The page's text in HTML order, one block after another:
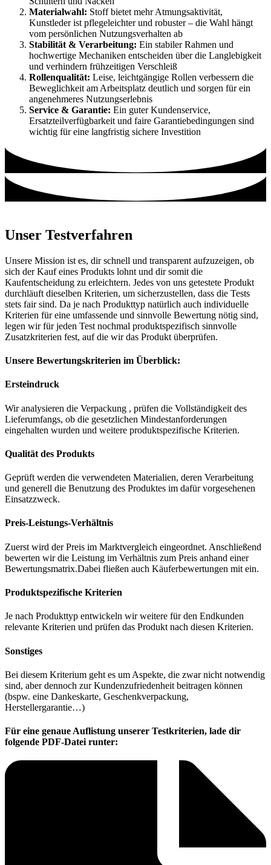
Materialwahl: Stoff bietet mehr Atmungsaktivität,
Kunstleder ist pflegeleichter und robuster – die Wahl hängt
vom persönlichen Nutzungsverhalten ab
Stabilität & Verarbeitung: Ein stabiler Rahmen und
hochwertige Mechaniken entscheiden über die Langlebigkeit
und verhindern frühzeitigen Verschleiß
Rollenqualität: Leise, leichtgängige Rollen verbessern die
Beweglichkeit am Arbeitsplatz deutlich und sorgen für ein
angenehmeres Nutzungserlebnis
Service & Garantie: Ein guter Kundenservice,
Ersatzteilverfügbarkeit und faire Garantiebedingungen sind
wichtig für eine langfristig sichere Investition
Unser Testverfahren
Unsere Mission ist es, dir schnell und transparent aufzuzeigen, ob
sich der Kauf eines Produkts lohnt und dir somit die
Kaufentscheidung zu erleichtern. Jedes von uns getestete Produkt
durchläuft dieselben Kriterien, um sicherzustellen, dass die Tests
stets fair sind. Da je nach Produkttyp natürlich auch individuelle
Kriterien für eine umfassende und sinnvolle Bewertung nötig sind,
legen wir für jeden Test nochmal produktspezifisch sinnvolle
Zusatzkriterien fest, auf die wir das Produkt überprüfen.
Unsere Bewertungskriterien im Überblick:
Ersteindruck
Wir analysieren die Verpackung , prüfen die Vollständigkeit des
Lieferumfangs, ob die gesetzlichen Mindestanforderungen
eingehalten wurden und weitere produktspezifische Kriterien.
Qualität des Produkts
Geprüft werden die verwendeten Materialien, deren Verarbeitung
und generell die Benutzung des Produktes im dafür vorgesehenen
Einsatzzweck.
Preis-Leistungs-Verhältnis
Zuerst wird der Preis im Marktvergleich eingeordnet. Anschließend
bewerten wir die Leistung im Verhältnis zum Preis anhand einer
Bewertungsmatrix.Dabei fließen auch Käuferbewertungen mit ein.
Produktspezifische Kriterien
Je nach Produkttyp entwickeln wir weitere für den Endkunden
relevante Kriterien und prüfen das Produkt nach diesen Kriterien.
Sonstiges
Bei diesem Kriterium geht es um Aspekte, die zwar nicht notwendig
sind, aber dennoch zur Kundenzufriedenheit beitragen können
(bspw. eine Dankeskarte, Geschenkverpackung,
Herstellergarantie…)
Für eine genaue Auflistung unserer Testkriterien, lade dir
folgende PDF-Datei runter: